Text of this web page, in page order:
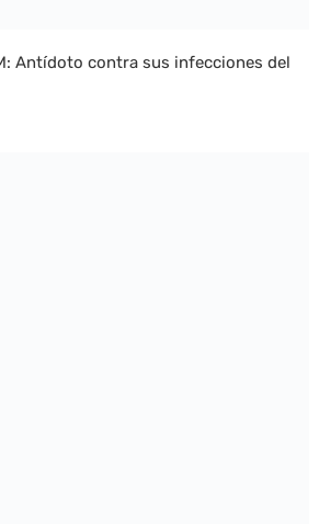
Antídoto contra sus infecciones del